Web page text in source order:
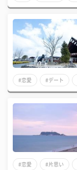
#恋愛 #デート
#恋愛 #片思い